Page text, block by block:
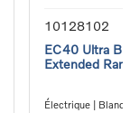
10128102
EC40 Ultra
Extended
Électrique | Blanc